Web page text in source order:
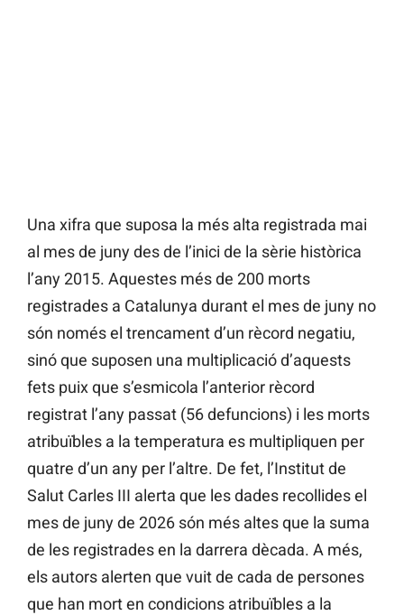
Una xifra que suposa la més alta registrada mai
al mes de juny des de l’inici de la sèrie històrica
l’any 2015. Aquestes més de 200 morts
registrades a Catalunya durant el mes de juny no
són només el trencament d’un rècord negatiu,
sinó que suposen una multiplicació d’aquests
fets puix que s’esmicola l’anterior rècord
registrat l’any passat (56 defuncions) i les morts
atribuïbles a la temperatura es multipliquen per
quatre d’un any per l’altre. De fet, l’Institut de
Salut Carles III alerta que les dades recollides el
mes de juny de 2026 són més altes que la suma
de les registrades en la darrera dècada. A més,
els autors alerten que vuit de cada de persones
que han mort en condicions atribuïbles a la